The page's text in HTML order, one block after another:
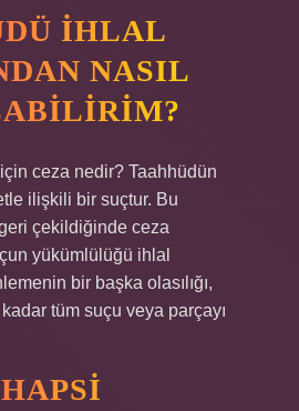
IHLAL
NASIL
ceza nedir? Taahhüdün
ilişkili bir suçtur. Bu
çekildiğinde ceza
yükümlülüğü ihlal
bir başka olasılığı,
tüm suçu veya parçayı